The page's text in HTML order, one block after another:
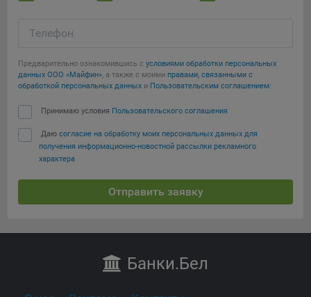
Телефон
Предварительно ознакомившись с условиями обработки персональных
данных ООО «Майфин», а также с моими правами, связанными с
обработкой персональных данных и Пользовательским соглашением:
Принимаю условия Пользовательского соглашения
Даю согласие на обработку моих персональных данных для
получения информационно-новостной рассылки рекламного
характера
Отправить заявку
Банки.Бел